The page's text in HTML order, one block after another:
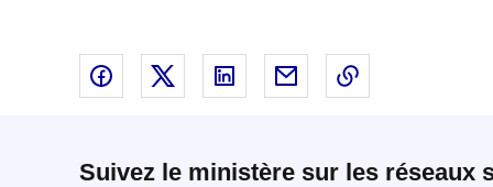
Partager sur Facebook - nouvelle fenêtre
Partager sur X - nouvelle fenêtre
Partager sur Linked In -
Partager par email -
Suivez le ministère sur les réseaux